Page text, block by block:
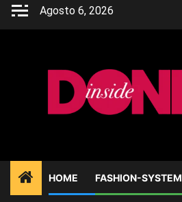
Skip
Agosto 6, 2026
HOME FASHION-SYSTEM